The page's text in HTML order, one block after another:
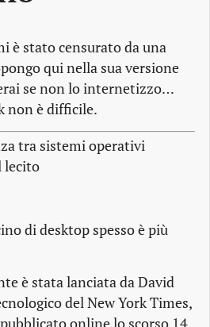
è stato censurato da una
qui nella sua versione
se non lo internetizzo…
non è difficile.
tra sistemi operativi
lecito
di desktop spesso è più
è stata lanciata da David
del New York Times,